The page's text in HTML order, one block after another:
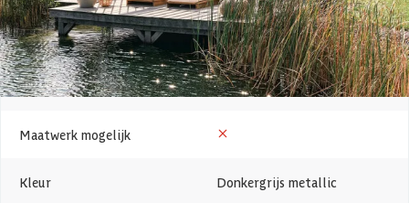
Dakvorm Plat
Levertijd Out of stock
Maatwerk mogelijk
Kleur Donkergrijs metallic